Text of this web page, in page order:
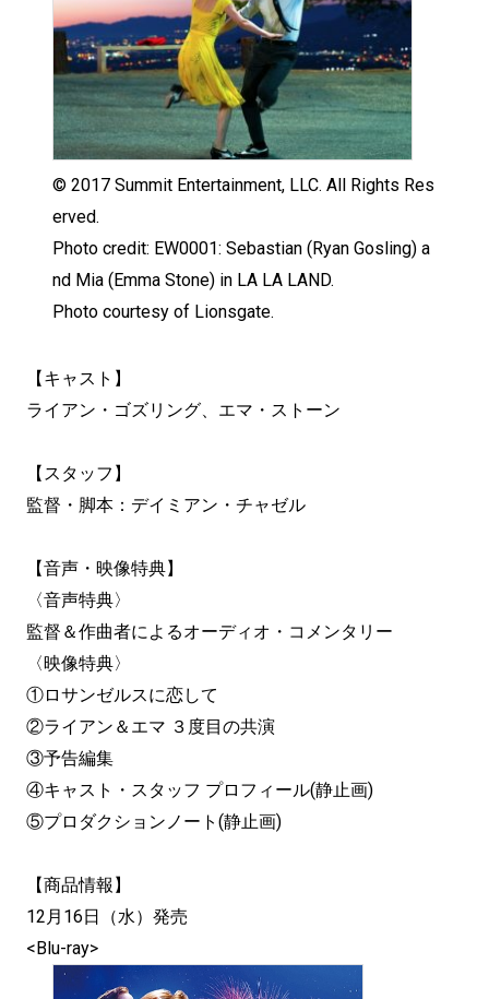
© 2017 Summit Entertainment, LLC. All Rights Res
erved.
Photo credit: EW0001: Sebastian (Ryan Gosling) a
nd Mia (Emma Stone) in LA LA LAND.
Photo courtesy of Lionsgate.
【キャスト】
ライアン・ゴズリング、エマ・ストーン
【スタッフ】
監督・脚本：デイミアン・チャゼル
【音声・映像特典】
〈音声特典〉
監督＆作曲者によるオーディオ・コメンタリー
〈映像特典〉
①ロサンゼルスに恋して
②ライアン＆エマ ３度目の共演
③予告編集
④キャスト・スタッフ プロフィール(静止画)
⑤プロダクションノート(静止画)
【商品情報】
12月16日（水）発売
<Blu-ray>